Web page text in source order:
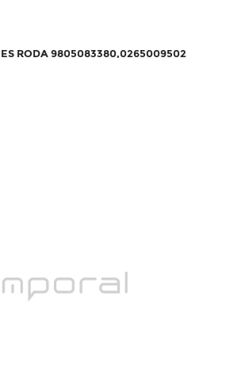
RODA 9805083380,0265009502